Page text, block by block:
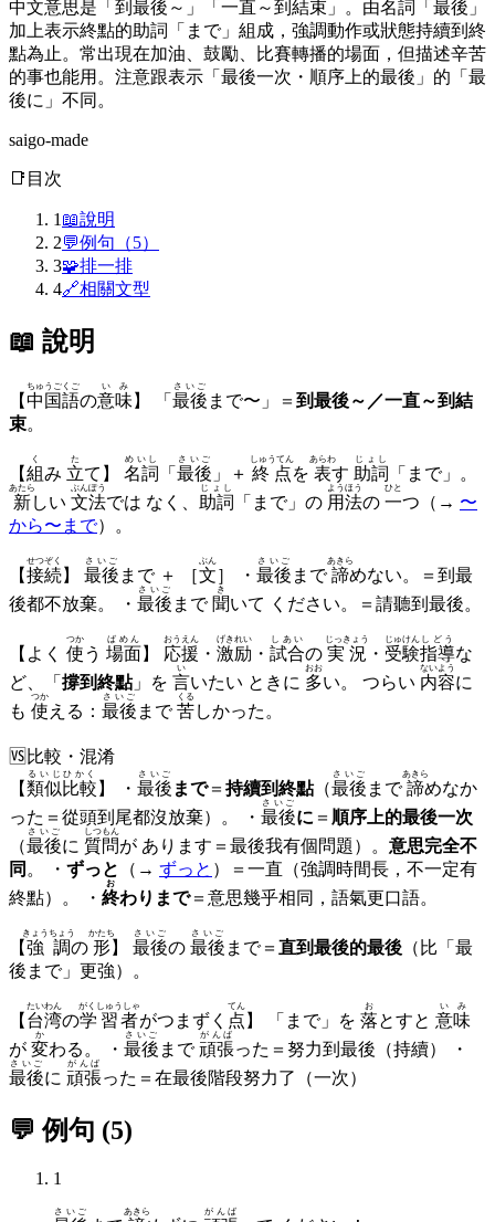
中文意思是「到最後～」「一直～到結束」。由名詞「最後」
加上表示終點的助詞「まで」組成，強調動作或狀態持續到終
點為止。常出現在加油、鼓勵、比賽轉播的場面，但描述辛苦
的事也能用。注意跟表示「最後一次・順序上的最後」的「最
後に」不同。
saigo-made
📑 目次
1 📖說明
2💬例句（5）
3🧩排一排
4🔗相關文型
📖 說明
【中国語
ちゅうごくご
の意味
いみ
】 「 最後
さいご
まで〜」＝ 到最後～／一直～到結
束。
【組
く
み 立
た
て】 名詞
めいし
「 最後
さいご
」＋ 終点
しゅうてん
を 表
あらわ
す 助詞
じょし
「まで」。
新
あたら
しい 文法
ぶんぽう
では なく、 助詞
じょし
「まで」の 用法
ようほう
の 一
ひと
つ（→ 〜
から〜まで）。
【接続
せつぞく
】 最後
さいご
まで ＋ ［文
ぶん
］ ・ 最後
さいご
まで諦
あきら
めない。＝到最
後都不放棄。 ・ 最後
さいご
まで 聞
き
いて ください。＝請聽到最後。
【よく 使
つか
う 場面
ばめん
】 応援
おうえん
・ 激励
げきれい
・ 試合
しあい
の 実況
じっきょう
・ 受験
じゅけん
指導
しどう
な
ど、「 撐到終點」を 言
い
いたい ときに 多
おお
い。 つらい 内容
ないよう
に
も 使
つか
える： 最後
さいご
まで苦
くる
しかった。
🆚 比較・混淆
【類似比較
るいじひかく
】 ・ 最後
さいご
まで＝ 持續到終點（最後
さいご
まで諦
あきら
めなか
った＝從頭到尾都沒放棄）。 ・ 最後
さいご
に ＝ 順序上的最後一次
（最後
さいご
に 質問
しつもん
が あります＝最後我有個問題）。 意思完全不
同 。 ・ ずっと （→ ずっと ）＝一直（強調時間長，不一定有
終點）。 ・ 終
お
わりまで＝意思幾乎相同，語氣更口語。
【強調
きょうちょう
の 形
かたち
】 最後
さいご
の 最後
さいご
まで＝ 直到最後的最後 （比「最
後まで」更強）。
【 台湾
たいわん
の学習者
がくしゅうしゃ
がつまずく 点
てん
】 「まで」を 落
お
とすと 意味
いみ
が 変
か
わる。 ・ 最後
さいご
まで頑張
がんば
った＝努力到最後（持續） ・
最後
さいご
に 頑張
がんば
った＝在最後階段努力了（一次）
💬 例句 (5)
1
さいご あきら がんば